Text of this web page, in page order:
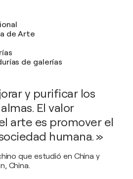
de Arte
de galerías
y purificar los
El valor
arte es promover el
humana. »
que estudió en China y
China.